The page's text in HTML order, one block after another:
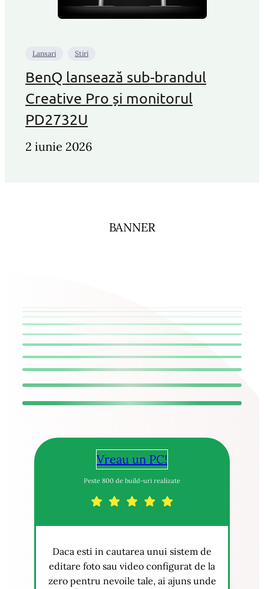
Lansari Stiri
BenQ lansează sub-brandul
Creative Pro și monitorul
PD2732U
2 iunie 2026
BANNER
Vreau un PC!
Peste 800 de build-uri realizate
Daca esti in cautarea unui sistem de
editare foto sau video configurat de la
zero pentru nevoile tale, ai ajuns unde